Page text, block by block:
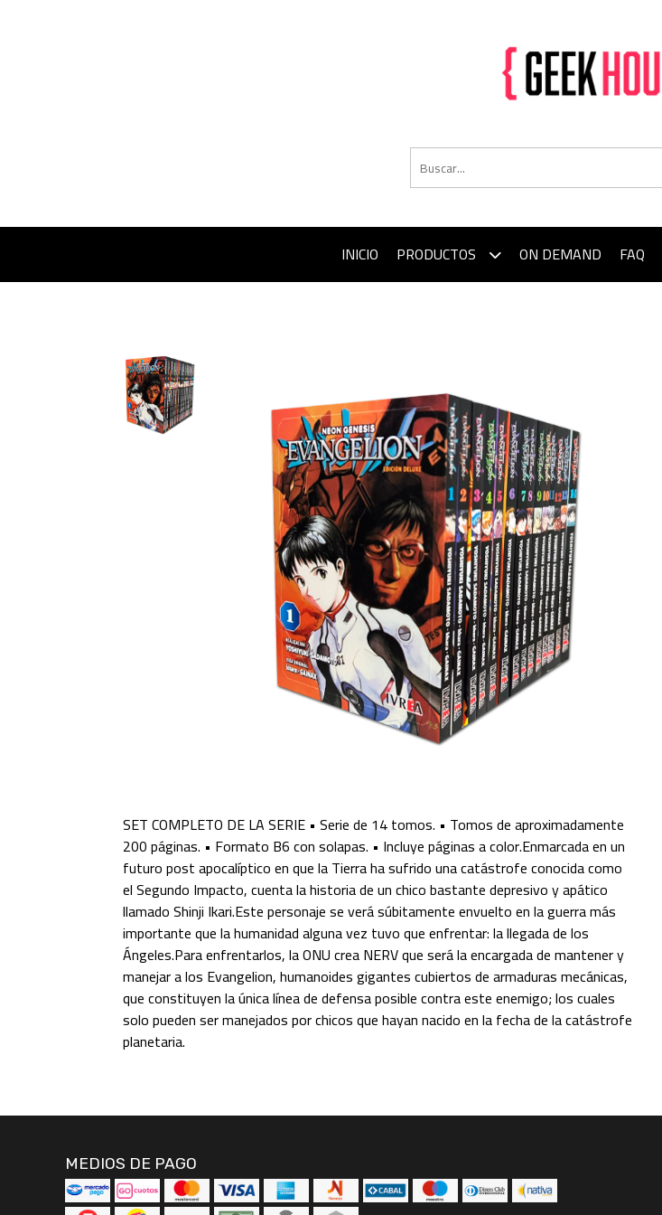
INICIO PRODUCTOS ON DEMAND FAQ
SET COMPLETO DE LA SERIE • Serie de 14 tomos. • Tomos de aproximadamente
200 páginas. • Formato B6 con solapas. • Incluye páginas a color.Enmarcada en un
futuro post apocalíptico en que la Tierra ha sufrido una catástrofe conocida como
el Segundo Impacto, cuenta la historia de un chico bastante depresivo y apático
llamado Shinji Ikari.Este personaje se verá súbitamente envuelto en la guerra más
importante que la humanidad alguna vez tuvo que enfrentar: la llegada de los
Ángeles.Para enfrentarlos, la ONU crea NERV que será la encargada de mantener y
manejar a los Evangelion, humanoides gigantes cubiertos de armaduras mecánicas,
que constituyen la única línea de defensa posible contra este enemigo; los cuales
solo pueden ser manejados por chicos que hayan nacido en la fecha de la catástrofe
planetaria.
MEDIOS DE PAGO